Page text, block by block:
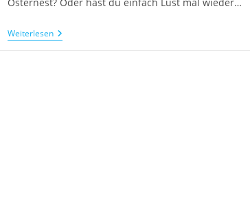
Weiterlesen